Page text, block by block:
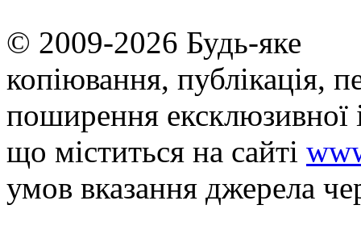
© 2009-2026 Будь-яке
копiювання, публiкацiя,
поширення
що мiститься на сайті
умов вказання джерела